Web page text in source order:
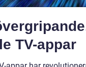
TV-appar